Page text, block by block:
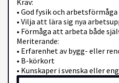
Krav:
• God fysik och arbetsförmåga
• Vilja att lära sig nya
• Förmåga att arbeta både
Meriterande:
• Erfarenhet av bygg- eller
• B-körkort
• Kunskaper i svenska eller